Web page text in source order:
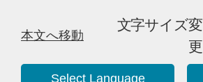
本文へ移動
文字サイズ変
更
Select Language